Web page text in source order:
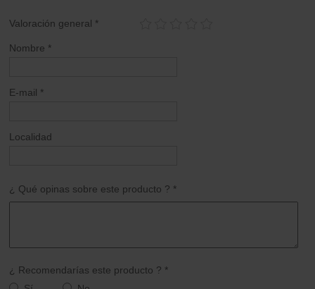
Valoración general *
Nombre *
E-mail *
Localidad
¿ Qué opinas sobre este producto ? *
¿ Recomendarías este producto ? *